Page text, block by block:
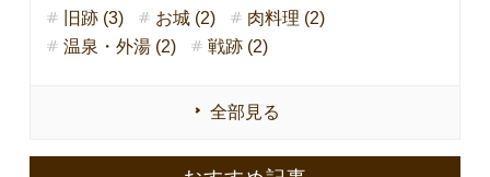
旧跡 (3)
お城 (2)
肉料理 (2)
温泉・外湯 (2)
戦跡 (2)
全部見る